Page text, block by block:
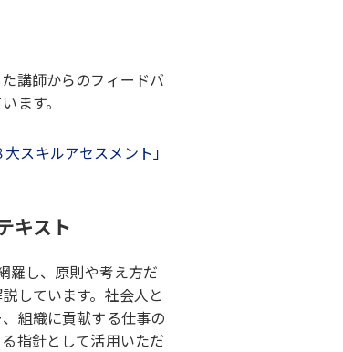
講師からのフィードバ
ます。
スキルアセスメント」
キスト
羅し、原則や考え方だ
しています。社会人と
組織に貢献する仕事の
指針として活用いただ